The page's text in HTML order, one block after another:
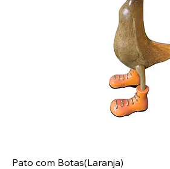
Pato com Botas(Laranja)